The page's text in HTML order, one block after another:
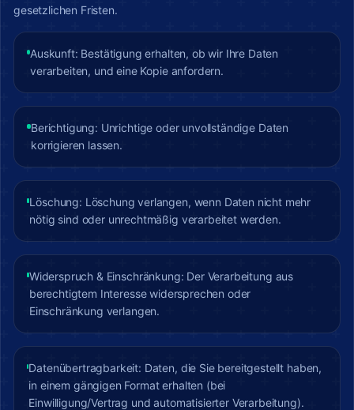
gesetzlichen Fristen.
Auskunft: Bestätigung erhalten, ob wir Ihre Daten
verarbeiten, und eine Kopie anfordern.
Berichtigung: Unrichtige oder unvollständige Daten
korrigieren lassen.
Löschung: Löschung verlangen, wenn Daten nicht mehr
nötig sind oder unrechtmäßig verarbeitet werden.
Widerspruch & Einschränkung: Der Verarbeitung aus
berechtigtem Interesse widersprechen oder
Einschränkung verlangen.
Datenübertragbarkeit: Daten, die Sie bereitgestellt haben,
in einem gängigen Format erhalten (bei
Einwilligung/Vertrag und automatisierter Verarbeitung).